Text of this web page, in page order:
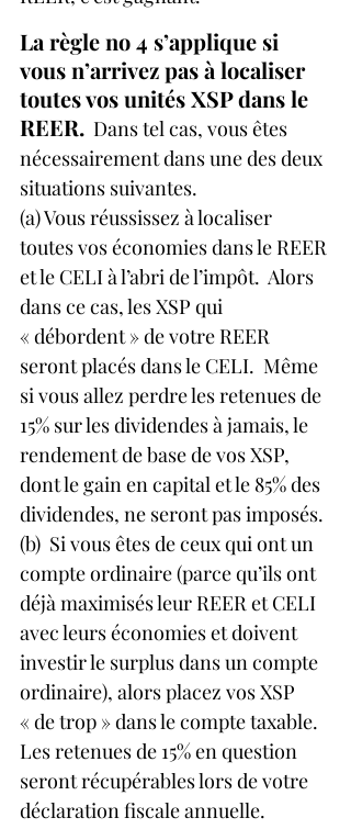
La règle no 4 s’applique si
vous n’arrivez pas à localiser
toutes vos unités XSP dans le
REER. Dans tel cas, vous êtes
nécessairement dans une des deux
situations suivantes.
(a) Vous réussissez à localiser
toutes vos économies dans le REER
et le CELI à l’abri de l’impôt.  Alors
dans ce cas, les XSP qui
« débordent » de votre REER
seront placés dans le CELI.  Même
si vous allez perdre les retenues de
15% sur les dividendes à jamais, le
rendement de base de vos XSP,
dont le gain en capital et le 85% des
dividendes, ne seront pas imposés.
(b)  Si vous êtes de ceux qui ont un
compte ordinaire (parce qu’ils ont
déjà maximisés leur REER et CELI
avec leurs économies et doivent
investir le surplus dans un compte
ordinaire), alors placez vos XSP
« de trop » dans le compte taxable.
Les retenues de 15% en question
seront récupérables lors de votre
déclaration fiscale annuelle.